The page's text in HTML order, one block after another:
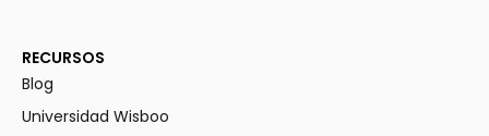
RECURSOS
Blog
Universidad Wisboo